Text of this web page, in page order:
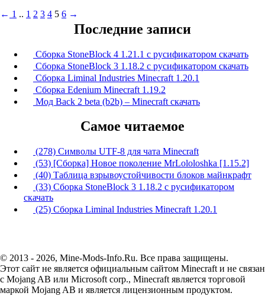
← 1 .. 1 2 3 4 5 6 →
Последние записи
Сборка StoneBlock 4 1.21.1 с русификатором скачать
Сборка StoneBlock 3 1.18.2 с русификатором скачать
Сборка Liminal Industries Minecraft 1.20.1
Сборка Edenium Minecraft 1.19.2
Мод Back 2 beta (b2b) – Minecraft скачать
Самое читаемое
(278) Символы UTF-8 для чата Minecraft
(53) [Сборка] Новое поколение MrLololoshka [1.15.2]
(40) Таблица взрывоустойчивости блоков майнкрафт
(33) Сборка StoneBlock 3 1.18.2 с русификатором
скачать
(25) Сборка Liminal Industries Minecraft 1.20.1
© 2013 - 2026, Mine-Mods-Info.Ru. Все права защищены.
Этот сайт не является официальным сайтом Minecraft и не связан
с Mojang AB или Microsoft corp., Minecraft является торговой
маркой Mojang AB и является лицензионным продуктом.